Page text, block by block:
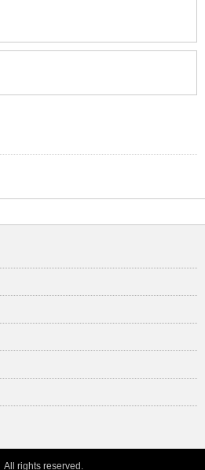
All rights reserved.